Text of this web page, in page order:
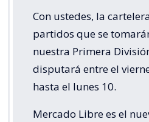
Con ustedes, la
partidos que se
nuestra Primera
disputará entre el
hasta el lunes 10.
Mercado Libre es el